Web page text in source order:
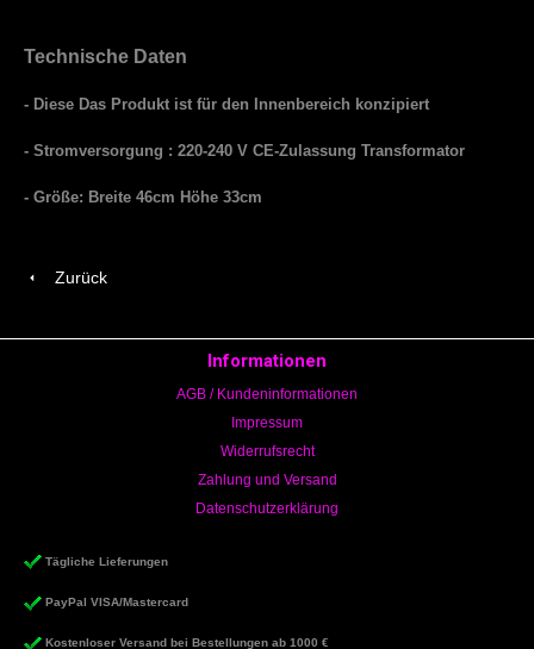
Technische Daten
- Diese Das Produkt ist für den Innenbereich konzipiert
- Stromversorgung : 220-240 V CE-Zulassung Transformator
- Größe: Breite 46cm Höhe 33cm
Zurück
Informationen
AGB / Kundeninformationen
Impressum
Widerrufsrecht
Zahlung und Versand
Datenschutzerklärung
Tägliche Lieferungen
PayPal VISA/Mastercard
Kostenloser Versand bei Bestellungen ab 1000 €